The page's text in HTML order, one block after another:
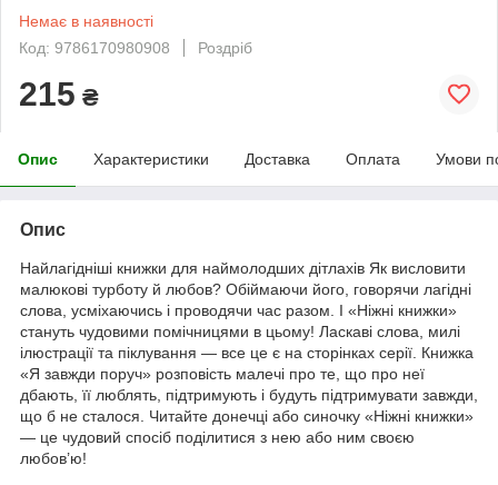
Немає в наявності
Код: 9786170980908
Роздріб
215 ₴
Опис Характеристики Доставка Оплата Умови
Опис
Найлагідніші книжки для наймолодших дітлахів Як висловити
малюкові турботу й любов? Обіймаючи його, говорячи лагідні
слова, усміхаючись і проводячи час разом. І «Ніжні книжки»
стануть чудовими помічницями в цьому! Ласкаві слова, милі
ілюстрації та піклування — все це є на сторінках серії. Книжка
«Я завжди поруч» розповість малечі про те, що про неї
дбають, її люблять, підтримують і будуть підтримувати завжди,
що б не сталося. Читайте донечці або синочку «Ніжні книжки»
— це чудовий спосіб поділитися з нею або ним своєю
любов’ю!